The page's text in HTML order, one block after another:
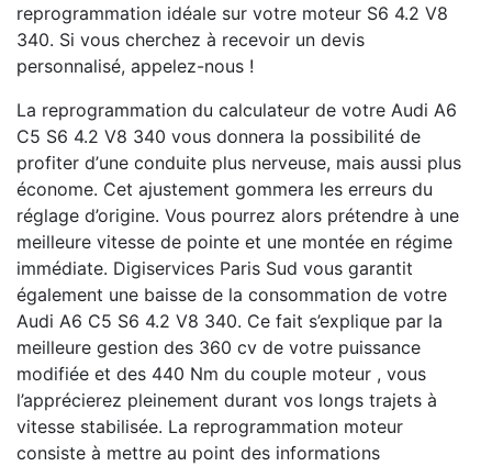
reprogrammation idéale sur votre moteur S6 4.2 V8
340. Si vous cherchez à recevoir un devis
personnalisé, appelez-nous !
La reprogrammation du calculateur de votre Audi A6
C5 S6 4.2 V8 340 vous donnera la possibilité de
profiter d’une conduite plus nerveuse, mais aussi plus
économe. Cet ajustement gommera les erreurs du
réglage d’origine. Vous pourrez alors prétendre à une
meilleure vitesse de pointe et une montée en régime
immédiate. Digiservices Paris Sud vous garantit
également une baisse de la consommation de votre
Audi A6 C5 S6 4.2 V8 340. Ce fait s’explique par la
meilleure gestion des 360 cv de votre puissance
modifiée et des 440 Nm du couple moteur , vous
l’apprécierez pleinement durant vos longs trajets à
vitesse stabilisée. La reprogrammation moteur
consiste à mettre au point des informations